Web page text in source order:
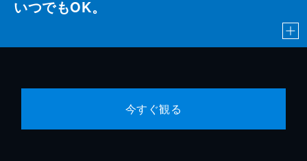
いつでもOK。
今すぐ観る